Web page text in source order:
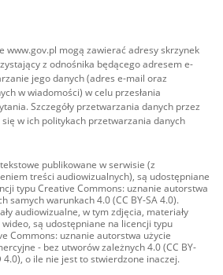
www.gov.pl mogą zawierać adresy skrzynek
z odnośnika będącego adresem e-
jego danych (adres e-mail oraz
w wiadomości) w celu przesłania
Szczegóły przetwarzania danych przez
w ich politykach przetwarzania danych
publikowane w serwisie (z
treści audiowizualnych), są udostępniane
typu Creative Commons: uznanie autorstwa
samych warunkach 4.0 (CC BY-SA 4.0).
audiowizualne, w tym zdjęcia, materiały
są udostępniane na licencji typu
Commons: uznanie autorstwa użycie
- bez utworów zależnych 4.0 (CC BY-
4.0), o ile nie jest to stwierdzone inaczej.